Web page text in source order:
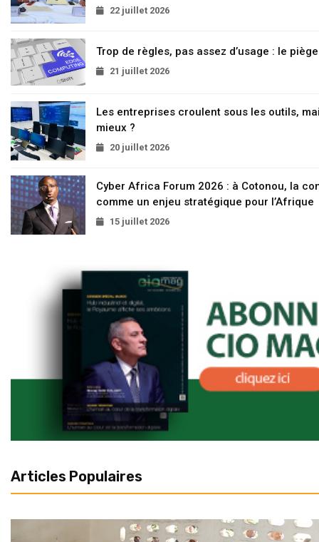
22 juillet 2026
Trop de règles, pas assez d’usage : le
21 juillet 2026
Les entreprises croulent sous les outils,
mieux ?
20 juillet 2026
Cyber Africa Forum 2026 : à Cotonou, la
comme un enjeu stratégique pour l’Afrique
15 juillet 2026
Articles Populaires